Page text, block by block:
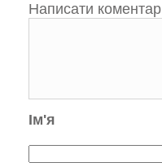
Написати коментар
Ім'я